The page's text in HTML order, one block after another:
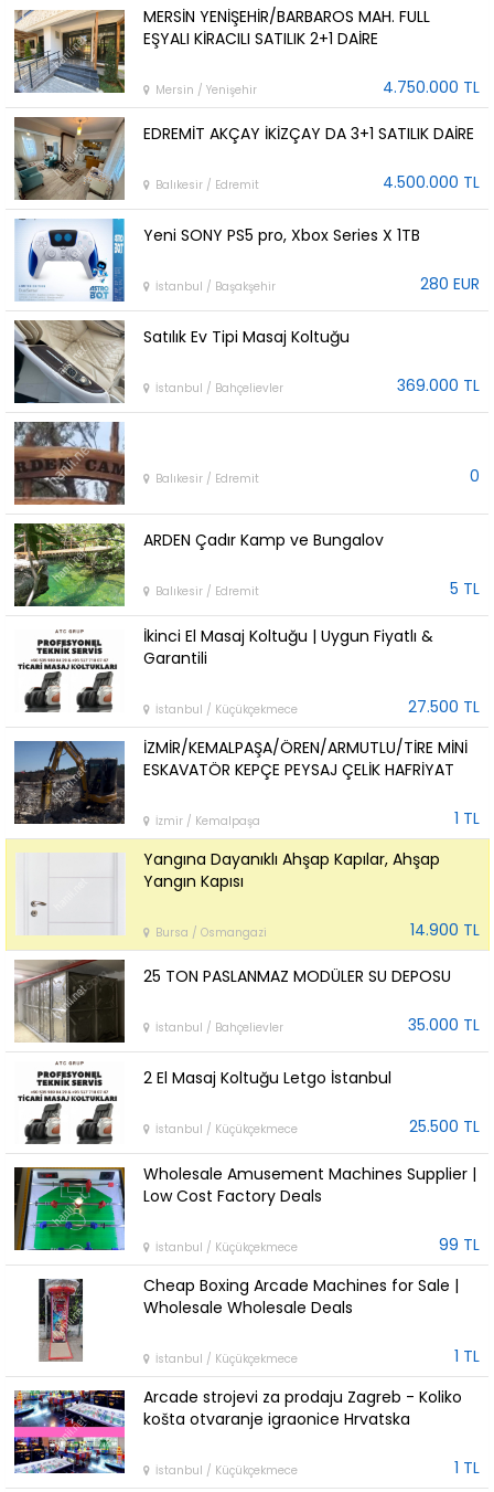
MERSİN YENİŞEHİR/BARBAROS MAH. FULL
EŞYALI KİRACILI SATILIK 2+1 DAİRE
Mersin / Yenişehir 4.750.000 TL
EDREMİT AKÇAY İKİZÇAY DA 3+1 SATILIK DAİRE
Balıkesir / Edremit 4.500.000 TL
Yeni SONY PS5 pro, Xbox Series X 1TB
İstanbul / Başakşehir 280 EUR
Satılık Ev Tipi Masaj Koltuğu
İstanbul / Bahçelievler 369.000 TL
Balıkesir / Edremit 0
ARDEN Çadır Kamp ve Bungalov
Balıkesir / Edremit 5 TL
İkinci El Masaj Koltuğu | Uygun Fiyatlı &
Garantili
İstanbul / Küçükçekmece
27.500 TL
İZMİR/KEMALPAŞA/ÖREN/ARMUTLU/TİRE MİNİ
ESKAVATÖR KEPÇE PEYSAJ ÇELİK HAFRİYAT
İzmir / Kemalpaşa
1 TL
Yangına Dayanıklı Ahşap Kapılar, Ahşap
Yangın Kapısı
Bursa / Osmangazi 14.900 TL
25 TON PASLANMAZ MODÜLER SU DEPOSU
İstanbul / Bahçelievler 35.000 TL
2 El Masaj Koltuğu Letgo İstanbul
İstanbul / Küçükçekmece 25.500 TL
Wholesale Amusement Machines Supplier |
Low Cost Factory Deals
İstanbul / Küçükçekmece
99 TL
Cheap Boxing Arcade Machines for Sale |
Wholesale Wholesale Deals
İstanbul / Küçükçekmece
1 TL
Arcade strojevi za prodaju Zagreb - Koliko
košta otvaranje igraonice Hrvatska
İstanbul / Küçükçekmece 1 TL